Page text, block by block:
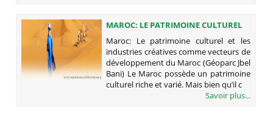
MAROC: LE PATRIMOINE CULTUREL
ET LES INDUSTRIES CRÉATIVES
COMME VECTEURS DE
DÉVELOPPEMENT DU MAROC
(GÉOPARC JBEL BANI)
Maroc: Le patrimoine culturel et les
industries créatives comme vecteurs de
développement du Maroc (Géoparc Jbel
Bani) Le Maroc possède un patrimoine
culturel riche et varié. Mais bien qu’il c
Savoir plus...